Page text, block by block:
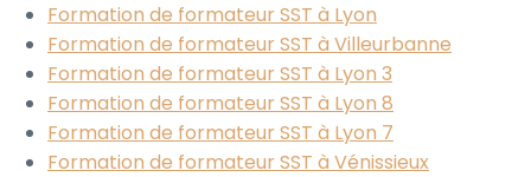
Formation de formateur SST à Lyon
Formation de formateur SST à Villeurbanne
Formation de formateur SST à Lyon 3
Formation de formateur SST à Lyon 8
Formation de formateur SST à Lyon 7
Formation de formateur SST à Vénissieux